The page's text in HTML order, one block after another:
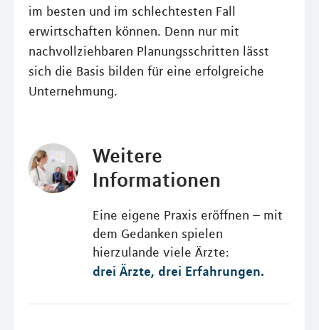
im besten und im schlechtesten Fall
erwirtschaften können. Denn nur mit
nachvollziehbaren Planungsschritten lässt
sich die Basis bilden für eine erfolgreiche
Unternehmung.
Weitere
Informationen
Eine eigene Praxis eröffnen – mit
dem Gedanken spielen
hierzulande viele Ärzte:
drei Ärzte, drei Erfahrungen.